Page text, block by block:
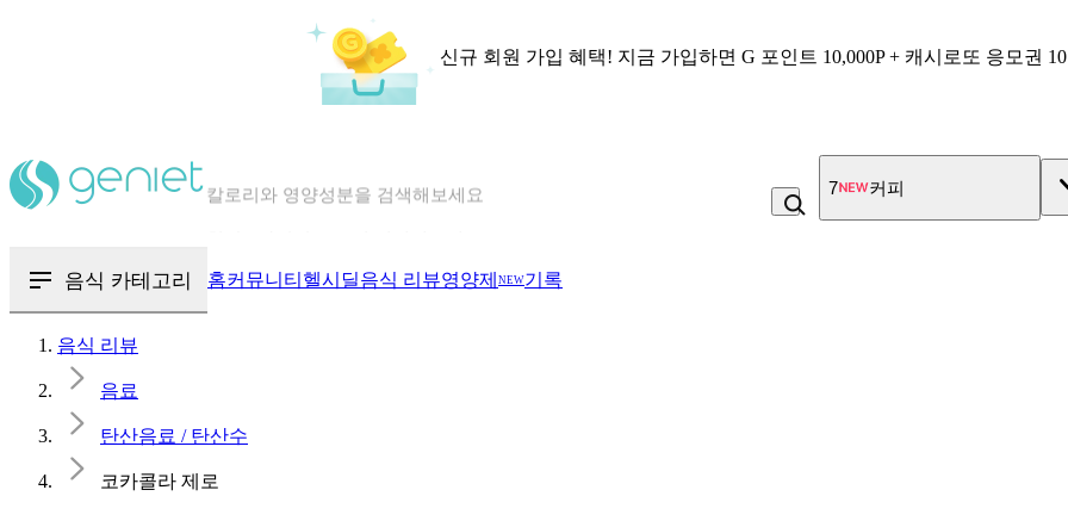
신규 회원 가입 혜택! 지금 가입하면 G 포인트 10,000P + 캐시로또 응모권
혈당 · 다이어트 음식 검색해보세요
8 빵
음식 카테고리 홈커뮤니티 헬시딜음식 리뷰영양제 NEW기록
음식 리뷰
음료
탄산음료 / 탄산수
코카콜라 제로